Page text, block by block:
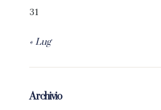
31
« Lug
Archivio